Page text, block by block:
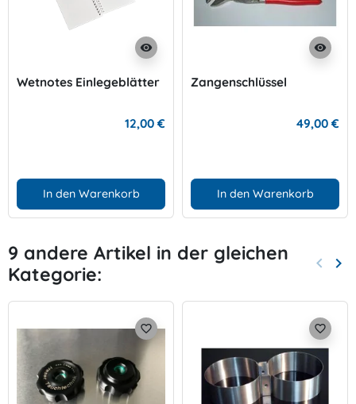
visibility
Wetnotes Einlegeblätter
12,00 €
In den Warenkorb
visibility
Zangenschlüssel
49,00 €
In den Warenkorb
9 andere Artikel in der gleichen
Kategorie:
Zurück
keyboard_arrow_left keyboard_arrow_right
favorite_border favorite_border